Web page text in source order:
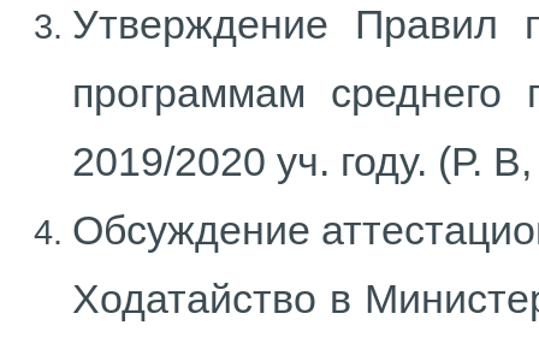
Утверждение Правил
программам среднего
2019/2020 уч. году. (Р.
Обсуждение
Ходатайство в